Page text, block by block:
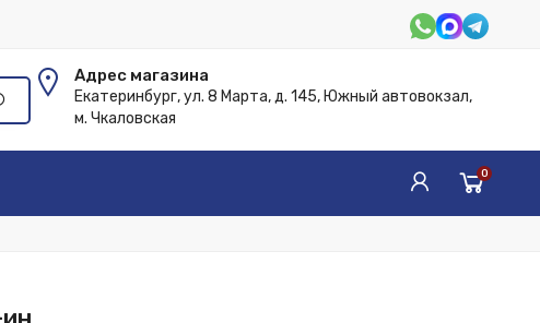
Адрес магазина
Екатеринбург, ул. 8 Марта, д. 145, Южный автовокзал,
м. Чкаловская
0